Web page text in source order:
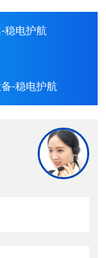
稳电护航
-稳电护航